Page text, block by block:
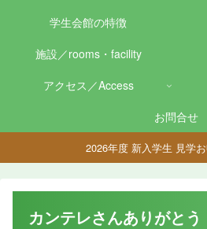
学生会館の特徴
施設／rooms・facility
アクセス／Access
お問合せ
2026年度 新入学生 見学
カンテレさんありがとう